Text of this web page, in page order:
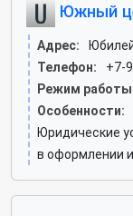
Южный
Адрес:
Телефон:
+7-
Режим
Особенности:
Юридические
в оформлении